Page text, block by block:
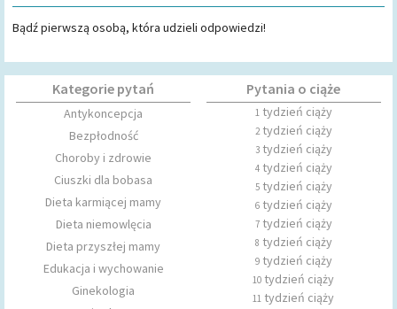
Bądź pierwszą osobą, która udzieli odpowiedzi!
Kategorie pytań
Antykoncepcja
Bezpłodność
Choroby i zdrowie
Ciuszki dla bobasa
Dieta karmiącej mamy
Dieta niemowlęcia
Dieta przyszłej mamy
Edukacja i wychowanie
Ginekologia
Pytania o ciąże
1tydzień ciąży
2tydzień ciąży
3tydzień ciąży
4tydzień ciąży
5tydzień ciąży
6tydzień ciąży
7tydzień ciąży
8 tydzień ciąży
9tydzień ciąży
10 tydzień ciąży
11 tydzień ciąży